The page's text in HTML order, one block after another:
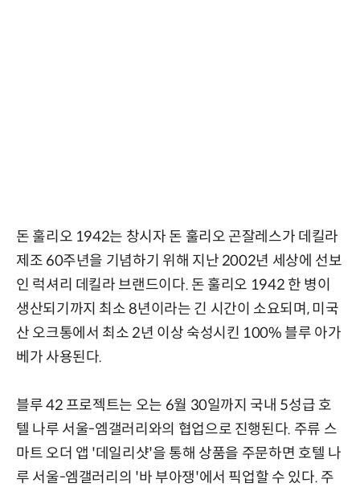
돈 훌리오 1942는 창시자 돈 훌리오 곤잘레스가 데킬라
제조 60주년을 기념하기 위해 지난 2002년 세상에 선보
인 럭셔리 데킬라 브랜드이다. 돈 훌리오 1942 한 병이
생산되기까지 최소 8년이라는 긴 시간이 소요되며, 미국
산 오크통에서 최소 2년 이상 숙성시킨 100% 블루 아가
베가 사용된다.
블루 42 프로젝트는 오는 6월 30일까지 국내 5성급 호
텔 나루 서울-엠갤러리와의 협업으로 진행된다. 주류 스
마트 오더 앱 '데일리샷'을 통해 상품을 주문하면 호텔 나
루 서울-엠갤러리의 '바 부아쟁'에서 픽업할 수 있다. 주